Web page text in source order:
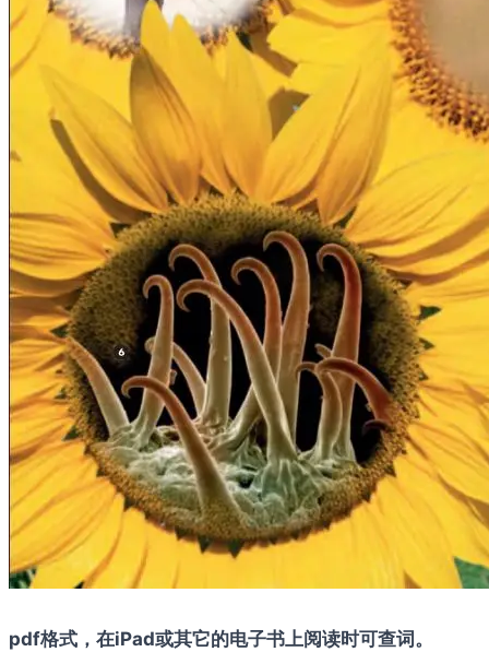
pdf格式，在iPad或其它的电子书上阅读时可查词。